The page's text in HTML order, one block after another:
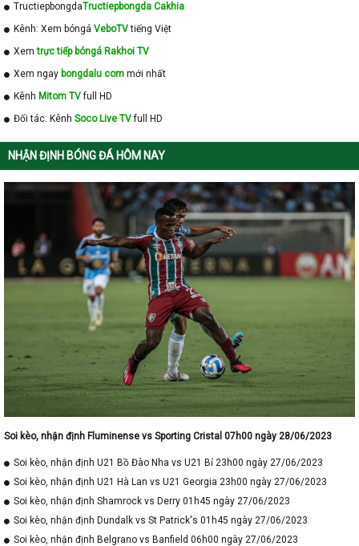
TructiepbongdaTructiepbongda Cakhia
Kênh: Xem bóngá VeboTVtiếng Việt
Xemtrực tiếp bóngá Rakhoi TV
Xem ngay bongdalu com mới nhất
Kênh Mitom TVfull HD
Đối tác: Kênh Soco Live TVfull HD
NHẬN ĐỊNH BÓNG ĐÁ HÔM NAY
Soi kèo, nhận định Fluminense vs Sporting Cristal 07h00 ngày 28/06/2023
Soi kèo, nhận định U21 Bồ Đào Nha vs U21 Bỉ 23h00 ngày 27/06/2023
Soi kèo, nhận định U21 Hà Lan vs U21 Georgia 23h00 ngày 27/06/2023
Soi kèo, nhận định Shamrock vs Derry 01h45 ngày 27/06/2023
Soi kèo, nhận định Dundalk vs St Patrick's 01h45 ngày 27/06/2023
Soi kèo, nhận định Belgrano vs Banfield 06h00 ngày 27/06/2023